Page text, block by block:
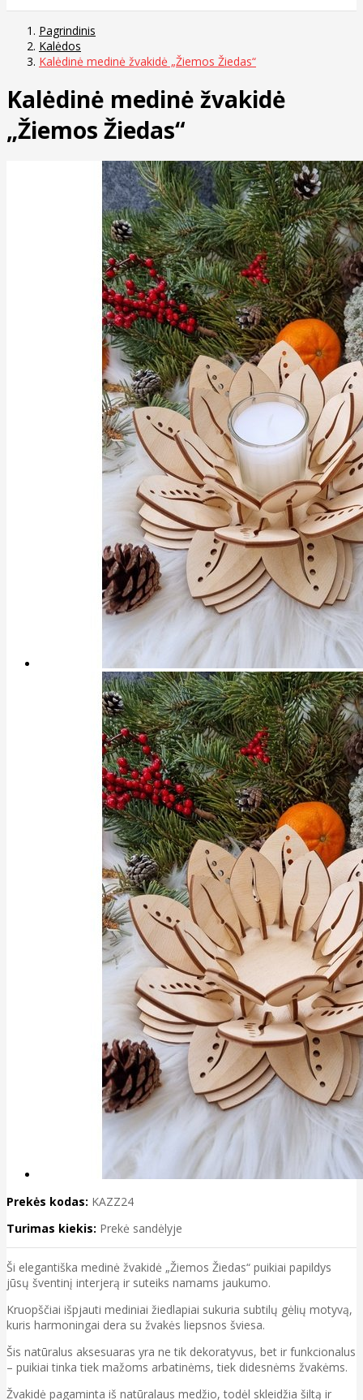
Pagrindinis
Kalėdos
Kalėdinė medinė žvakidė „Žiemos Žiedas“
Kalėdinė medinė žvakidė
„Žiemos Žiedas“
Prekės kodas: KAZZ24
Turimas kiekis: Prekė sandėlyje
Ši elegantiška medinė žvakidė „Žiemos Žiedas“ puikiai papildys
jūsų šventinį interjerą ir suteiks namams jaukumo.
Kruopščiai išpjauti mediniai žiedlapiai sukuria subtilų gėlių motyvą,
kuris harmoningai dera su žvakės liepsnos šviesa.
Šis natūralus aksesuaras yra ne tik dekoratyvus, bet ir funkcionalus
– puikiai tinka tiek mažoms arbatinėms, tiek didesnėms žvakėms.
Žvakidė pagaminta iš natūralaus medžio, todėl skleidžia šiltą ir